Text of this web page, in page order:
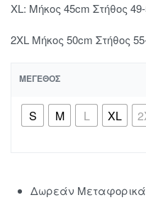
XL: Μήκος 45cm Στήθος
2XL Μήκος 50cm Στήθος
ΜΈΓΕΘΟΣ
S M L XL
Δωρεάν Μεταφορικά